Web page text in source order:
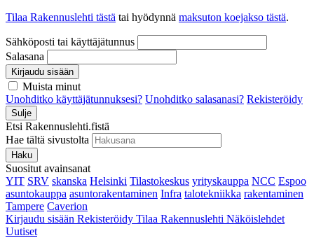
Tilaa Rakennuslehti tästä tai hyödynnä maksuton koejakso tästä.
Sähköposti tai käyttäjätunnus
Salasana
Kirjaudu sisään
Muista minut
Unohditko käyttäjätunnuksesi? Unohditko salasanasi? Rekisteröidy
Sulje
Etsi Rakennuslehti.fistä
Hae tältä sivustolta
Haku
Suositut avainsanat
YIT SRV skanska Helsinki Tilastokeskus yrityskauppa NCC Espoo
asuntokauppa asuntorakentaminen Infra talotekniikka rakentaminen
Tampere Caverion
Kirjaudu sisään Rekisteröidy Tilaa Rakennuslehti Näköislehdet
Uutiset